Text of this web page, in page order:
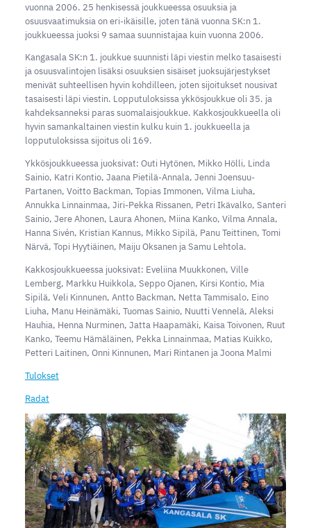
vuonna 2006. 25 henkisessä joukkueessa osuuksia ja
osuusvaatimuksia on eri-ikäisille, joten tänä vuonna SK:n 1.
joukkueessa juoksi 9 samaa suunnistajaa kuin vuonna 2006.
Kangasala SK:n 1. joukkue suunnisti läpi viestin melko tasaisesti
ja osuusvalintojen lisäksi osuuksien sisäiset juoksujärjestykset
menivät suhteellisen hyvin kohdilleen, joten sijoitukset nousivat
tasaisesti läpi viestin. Lopputuloksissa ykkösjoukkue oli 35. ja
kahdeksanneksi paras suomalaisjoukkue. Kakkosjoukkueella oli
hyvin samankaltainen viestin kulku kuin 1. joukkueella ja
lopputuloksissa sijoitus oli 169.
Ykkösjoukkueessa juoksivat: Outi Hytönen, Mikko Hölli, Linda
Sainio, Katri Kontio, Jaana Pietilä-Annala, Jenni Joensuu-
Partanen, Voitto Backman, Topias Immonen, Vilma Liuha,
Annukka Linnainmaa, Jiri-Pekka Rissanen, Petri Ikävalko, Santeri
Sainio, Jere Ahonen, Laura Ahonen, Miina Kanko, Vilma Annala,
Hanna Sivén, Kristian Kannus, Mikko Sipilä, Panu Teittinen, Tomi
Närvä, Topi Hyytiäinen, Maiju Oksanen ja Samu Lehtola.
Kakkosjoukkueessa juoksivat: Eveliina Muukkonen, Ville
Lemberg, Markku Huikkola, Seppo Ojanen, Kirsi Kontio, Mia
Sipilä, Veli Kinnunen, Antto Backman, Netta Tammisalo, Eino
Liuha, Manu Heinämäki, Tuomas Sainio, Nuutti Vennelä, Aleksi
Hauhia, Henna Nurminen, Jatta Haapamäki, Kaisa Toivonen, Ruut
Kanko, Teemu Hämäläinen, Pekka Linnainmaa, Matias Kuikko,
Petteri Laitinen, Onni Kinnunen, Mari Rintanen ja Joona Malmi
Tulokset
Radat